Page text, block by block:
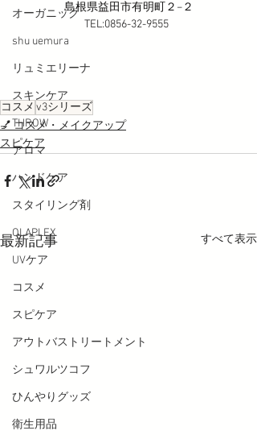
オーガニック
shu uemura
リュミエリーナ
スキンケア
THROW
アロマ
ハンドケア
スタイリング剤
OLAPLEX
UVケア
コスメ
スピケア
アウトバストリートメント
シュワルツコフ
ひんやりグッズ
衛生用品
島根県益田市有明町２−２
TEL:0856-32-9555
コスメ v3シリーズ
💅 コスメ・メイクアップ
スピケア
最新記事 すべて表示